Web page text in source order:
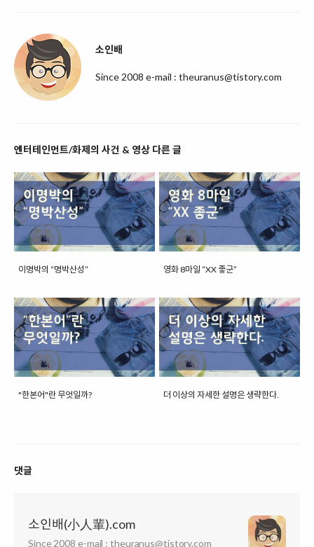
소인배
Since 2008 e-mail : theuranus@tistory.com
엔터테인먼트/화제의 사건 & 영상 다른 글
이명박의 “명박산성” 영화 8마일 “XX 좋군”
"한본어"란 무엇일까? 더 이상의 자세한 설명은 생략한다.
댓글
소인배(小人輩).com
Since 2008 e-mail : theuranus@tistory.com